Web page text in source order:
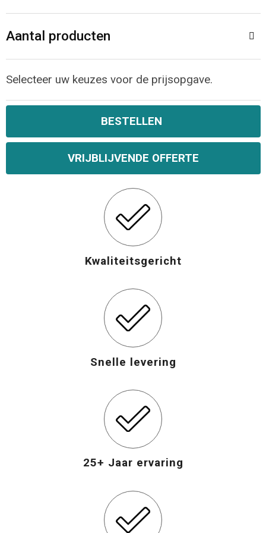
Bowlingtassen
Aantal producten
Selecteer uw keuzes voor de prijsopgave.
BESTELLEN
VRIJBLIJVENDE OFFERTE
Kwaliteitsgericht
Snelle levering
25+ Jaar ervaring